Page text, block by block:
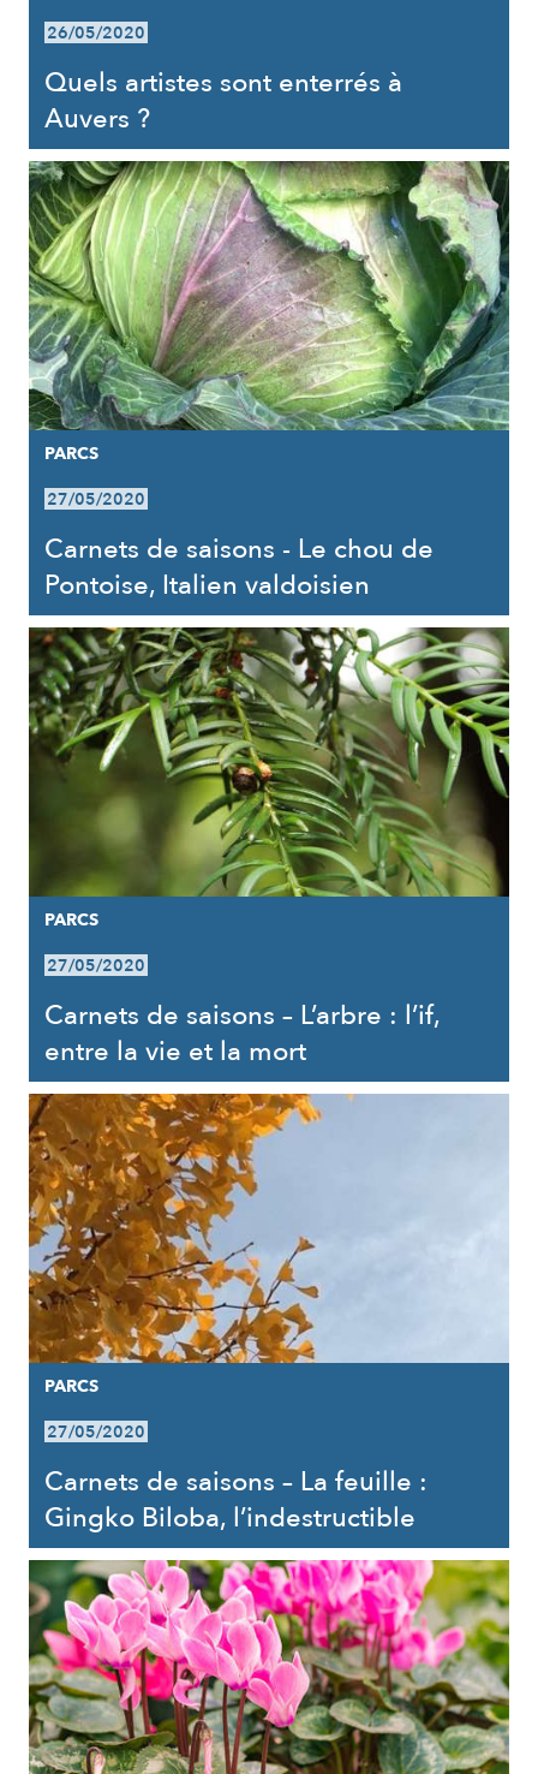
26/05/2020
Quels artistes sont enterrés à
Auvers ?
PARCS
27/05/2020
Carnets de saisons - Le chou de
Pontoise, Italien valdoisien
PARCS
27/05/2020
Carnets de saisons – L’arbre : l’if,
entre la vie et la mort
PARCS
27/05/2020
Carnets de saisons – La feuille :
Gingko Biloba, l’indestructible